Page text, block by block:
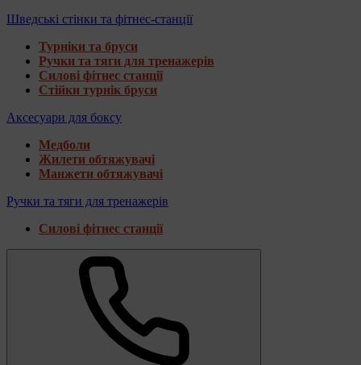
Шведські стінки та фітнес-станції
Турніки та бруси
Ручки та тяги для тренажерів
Силові фітнес станції
Стійки турнік бруси
Аксесуари для боксу
Медболи
Жилети обтяжувачі
Манжети обтяжувачі
Ручки та тяги для тренажерів
Силові фітнес станції